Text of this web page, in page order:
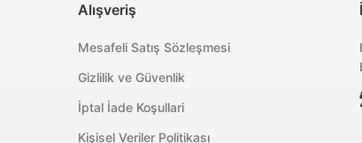
Alışveriş
Mesafeli Satış Sözleşmesi
Gizlilik ve Güvenlik
İptal İade Koşullari
Kişisel Veriler Politikası